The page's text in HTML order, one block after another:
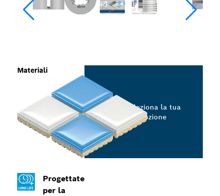
Progettate
per la
Materiali
Seleziona la tua
opzione